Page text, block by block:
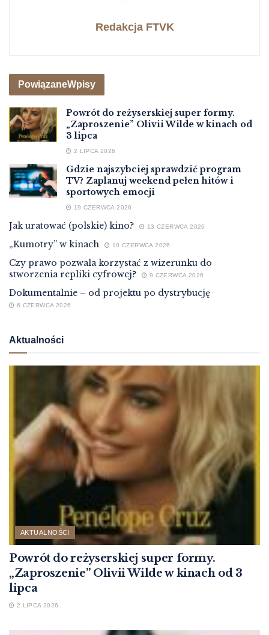
Redakcja FTVK
PowiązaneWpisy
Powrót do reżyserskiej super formy.
„Zaproszenie” Olivii Wilde w kinach od
3 lipca
2 LIPCA 2026
Gdzie najszybciej sprawdzić program
TV? Zaplanuj weekend pełen hitów i
sportowych emocji
19 CZERWCA 2026
Jak uratować (polskie) kino? 13 CZERWCA 2026
„Kumotry” w kinach 10 CZERWCA 2026
Czy prawo pozwala korzystać z wizerunku do
stworzenia repliki cyfrowej?
9 CZERWCA 2026
Dokumentalnie – od projektu po dystrybucję
6 CZERWCA 2026
Aktualności
AKTUALNOŚCI
Powrót do reżyserskiej super formy.
„Zaproszenie” Olivii Wilde w kinach od 3
lipca
2 LIPCA 2026